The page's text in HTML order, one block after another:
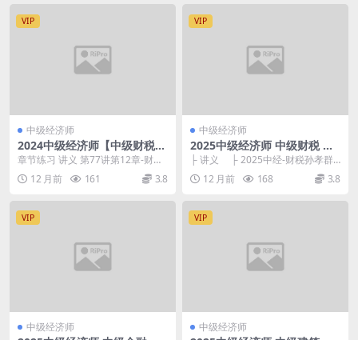
VIP
中级经济师
2024中级经济师【中级财税】
精讲班 孙孝群
章节练习 讲义 第77讲第12章-财政
平衡与财政政策第3节-.mp4 第76讲
第...12 月前 161 3.8
VIP
中级经济师
2025中级经济师 中级财税 精
讲班 孙孝群
├ 讲义 ├ 2025中经-财税孙孝群-
精讲班-第1章.pdf 777...
12 月前 168 3.8
VIP
中级经济师
VIP
中级经济师